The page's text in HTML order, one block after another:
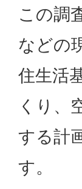
この調
などの
住生活
くり、
する計
す。